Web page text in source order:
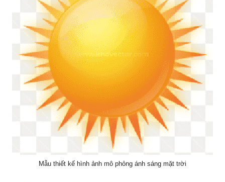
Mẫu thiết kế hình ảnh mô phỏng ánh sáng mặt trời